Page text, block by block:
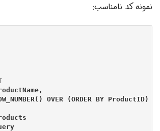
نمونه کد نامناسب:
OVER (ORDER BY ProductID)